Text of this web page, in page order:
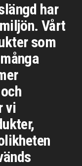
har
Vårt
som
vi